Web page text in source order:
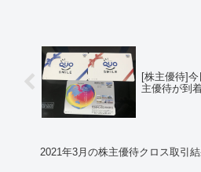
[株主優待]
主優待が到
2021年3月の株主優待クロス取引